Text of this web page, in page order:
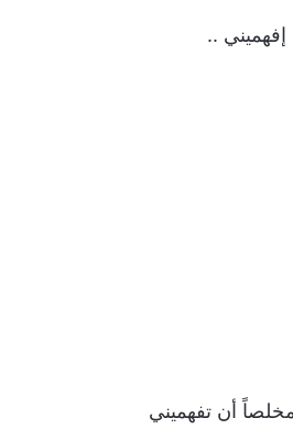
إفهميني ..
أن تفهميني